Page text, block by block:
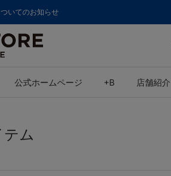
いてのお知らせ
公式ホームページ +B 店舗紹介
テム